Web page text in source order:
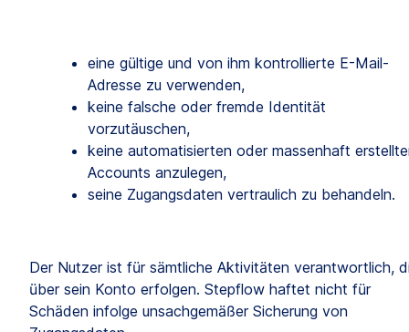
eine gültige und von ihm kontrollierte E-Mail-
Adresse zu verwenden,
keine falsche oder fremde Identität
vorzutäuschen,
keine automatisierten oder massenhaft
Accounts anzulegen,
seine Zugangsdaten vertraulich zu behandeln.
Der Nutzer ist für sämtliche Aktivitäten verantwortlich,
über sein Konto erfolgen. Stepflow haftet nicht für
Schäden infolge unsachgemäßer Sicherung von